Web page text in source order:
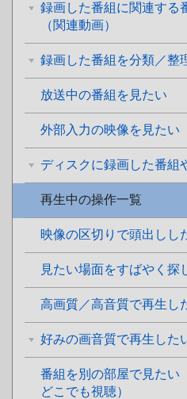
録画した番組に関連する
（関連動画）
録画した番組を分類／整
放送中の番組を見たい
外部入力の映像を見たい
ディスクに録画した番組
再生中の操作一覧
映像の区切りで頭出しし
見たい場面をすばやく探
高画質／高音質で再生し
好みの画音質で再生した
番組を別の部屋で見たい
どこでも視聴）